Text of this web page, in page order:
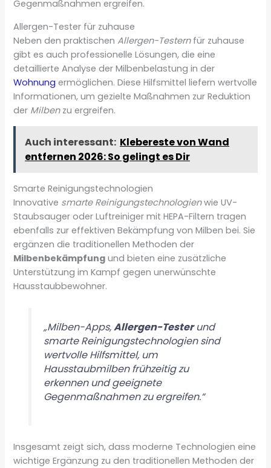
Gegenmaßnahmen ergreifen.
Allergen-Tester für zuhause
Neben den praktischenAllergen-Testernfür zuhause
gibt es auch professionelle Lösungen, die eine
detaillierte Analyse der Milbenbelastung in der
Wohnung ermöglichen. Diese Hilfsmittel liefern wertvolle
Informationen, um gezielte Maßnahmen zur Reduktion
der Milbenzu ergreifen.
Auch interessant: Klebereste von Wand
entfernen 2026: So gelingt es Dir
Smarte Reinigungstechnologien
Innovative smarte Reinigungstechnologienwie UV-
Staubsauger oder Luftreiniger mit HEPA-Filtern tragen
ebenfalls zur effektiven Bekämpfung von Milben bei. Sie
ergänzen die traditionellen Methoden der
Milbenbekämpfung und bieten eine zusätzliche
Unterstützung im Kampf gegen unerwünschte
Hausstaubbewohner.
„Milben-Apps,Allergen-Testerund
smarte Reinigungstechnologien sind
wertvolle Hilfsmittel, um
Hausstaubmilben frühzeitig zu
erkennen und geeignete
Gegenmaßnahmen zu ergreifen.“
Insgesamt zeigt sich, dass moderne Technologien eine
wichtige Ergänzung zu den traditionellen Methoden der